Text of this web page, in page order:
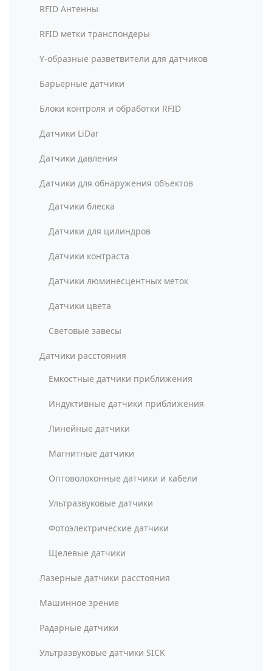
RFID Антенны
RFID метки транспондеры
Y-образные разветвители для датчиков
Барьерные датчики
Блоки контроля и обработки RFID
Датчики LiDar
Датчики давления
Датчики для обнаружения объектов
Датчики блеска
Датчики для цилиндров
Датчики контраста
Датчики люминесцентных меток
Датчики цвета
Световые завесы
Датчики расстояния
Емкостные датчики приближения
Индуктивные датчики приближения
Линейные датчики
Магнитные датчики
Оптоволоконные датчики и кабели
Ультразвуковые датчики
Фотоэлектрические датчики
Щелевые датчики
Лазерные датчики расстояния
Машинное зрение
Радарные датчики
Ультразвуковые датчики SICK